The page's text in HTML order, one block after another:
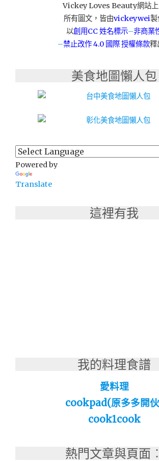
Vickey Loves Beauty網站
所有圖文，皆由vickeywei製
以創用CC 姓名標示–非商業
–禁止改作4.0 國際 授權條款釋
美食地圖懶人包
Powered by
Translate
這裡有我
我的料理食譜
愛料理
cookpad(原多多開
cook1cook
熱門文章與頁面︰